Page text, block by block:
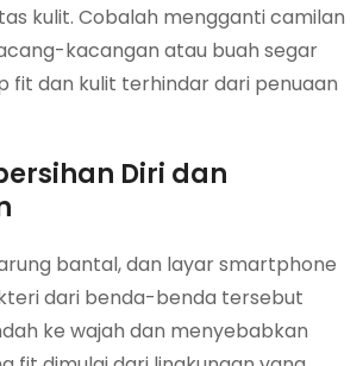
kulit. Cobalah mengganti camilan
kacangan atau buah segar
fit dan kulit terhindar dari penuaan
Diri dan
bantal, dan layar smartphone
dari benda-benda tersebut
ke wajah dan menyebabkan